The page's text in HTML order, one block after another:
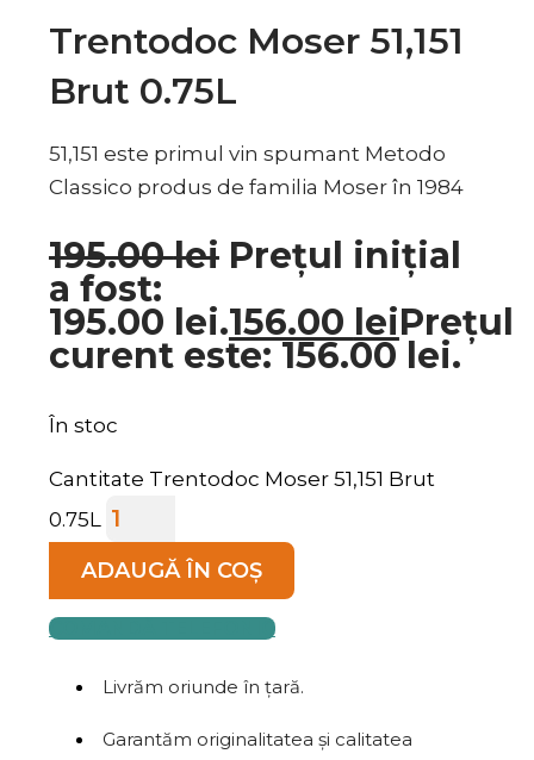
Trentodoc Moser 51,151
Brut 0.75L
51,151 este primul vin spumant Metodo
Classico produs de familia Moser în 1984
195.00lei Prețul inițial
a fost:
195.00 lei.156.00 leiPrețul
curent este: 156.00 lei.
În stoc
Cantitate Trentodoc Moser 51,151 Brut
0.75L
ADAUGĂ ÎN COȘ
COMANDĂ TELEFONIC
Livrăm oriunde în țară.
Garantăm originalitatea și calitatea